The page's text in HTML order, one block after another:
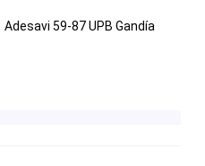
Adesavi 59-87 UPB Gandía